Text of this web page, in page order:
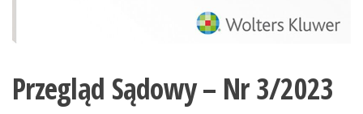
Przegląd Sądowy – Nr 3/2023